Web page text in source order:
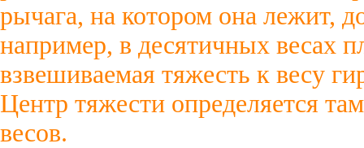
рычага, на котором она лежит,
например, в десятичных весах
взвешиваемая тяжесть к весу
Центр тяжести определяется
весов.